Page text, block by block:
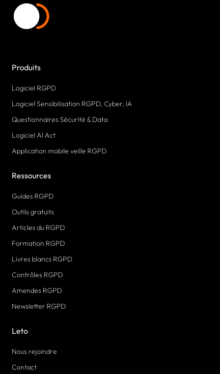
Produits
Logiciel RGPD
Logiciel Sensibilisation RGPD, Cyber, IA
Questionnaires Sécurité & Data
Logiciel AI Act
Application mobile veille RGPD
Ressources
Guides RGPD
Outils gratuits
Articles du RGPD
Formation RGPD
Livres blancs RGPD
Contrôles RGPD
Amendes RGPD
Newsletter RGPD
Leto
Nous rejoindre
Contact